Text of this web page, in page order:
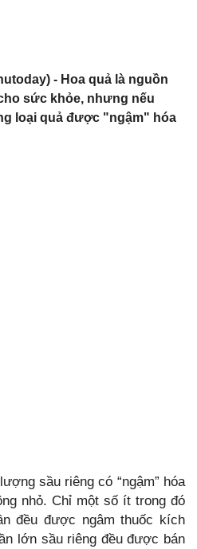
- Hoa quả là nguồn
sức khỏe, nhưng nếu
loại quả được "ngậm" hóa
sầu riêng có “ngậm” hóa
nhỏ. Chỉ một số ít trong đó
đều được ngâm thuốc kích
lớn sầu riêng đều được bán